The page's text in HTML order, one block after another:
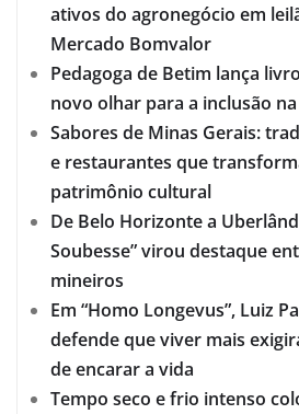
ativos do agronegócio em
Mercado Bomvalor
Pedagoga de Betim lança
novo olhar para a inclusão
Sabores de Minas Gerais:
e restaurantes que
patrimônio cultural
De Belo Horizonte a
Soubesse” virou destaque
mineiros
Em “Homo Longevus”, Luiz
defende que viver mais
de encarar a vida
Tempo seco e frio intenso